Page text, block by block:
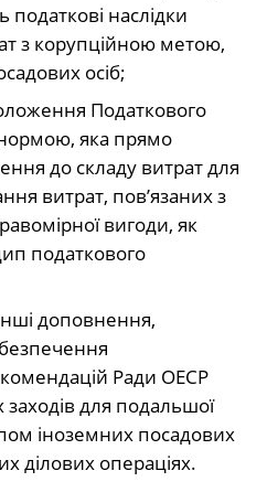
наслідки
з корупційною метою,
осіб;
Податкового
яка прямо
до складу витрат для
витрат, пов’язаних з
вигоди, як
податкового
доповнення,
Ради ОЕСР
для подальшої
іноземних посадових
ділових операціях.